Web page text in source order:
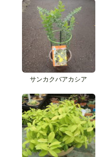
サンカクバアカシア